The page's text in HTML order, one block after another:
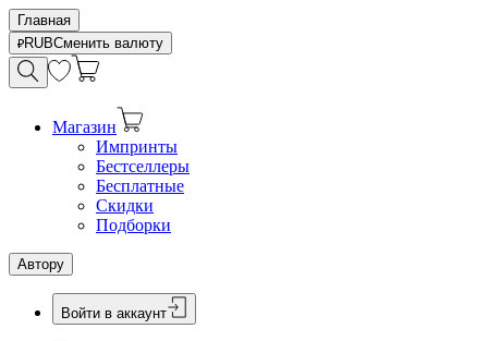
Главная
RUBСменить валюту
Магазин
Импринты
Бестселлеры
Бесплатные
Скидки
Подборки
Автору
Войти в аккаунт